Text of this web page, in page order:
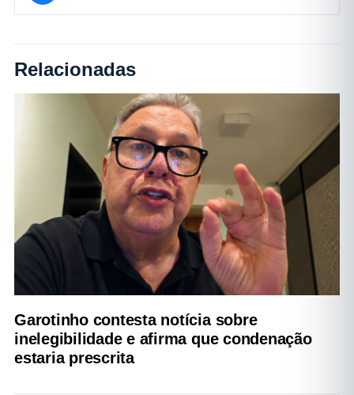
Relacionadas
Garotinho contesta notícia sobre
inelegibilidade e afirma que condenação
estaria prescrita